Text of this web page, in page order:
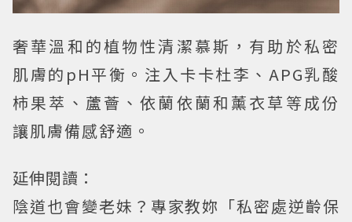
奢華溫和的植物性清潔慕斯，有助於私密
肌膚的pH平衡。注入卡卡杜李、APG乳酸
柿果萃、蘆薈、依蘭依蘭和薰衣草等成份
讓肌膚備感舒適。
延伸閱讀：
陰道也會變老妹？專家教妳「私密處逆齡保